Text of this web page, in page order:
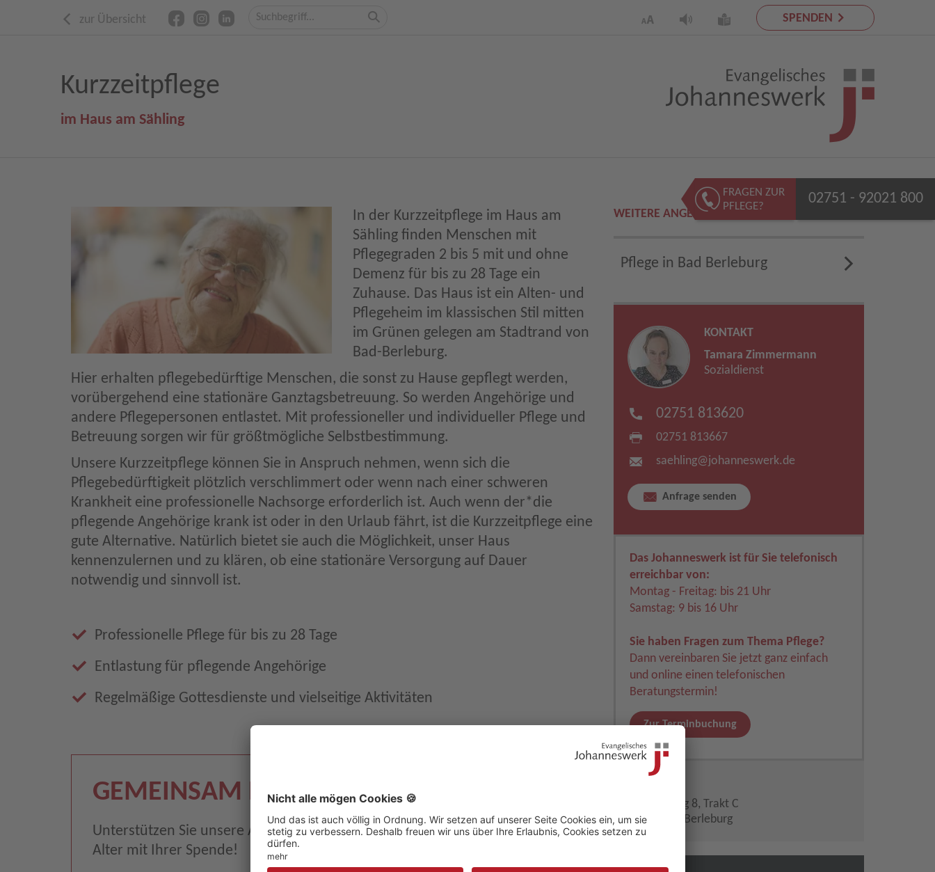
zur Übersicht SPENDEN
Kurzzeitpflege
im Haus am Sähling
In der Kurzzeitpflege im Haus am
Sähling finden Menschen mit
Pflegegraden 2 bis 5 mit und ohne
Demenz für bis zu 28 Tage ein
Zuhause. Das Haus ist ein Alten- und
Pflegeheim im klassischen Stil mitten
im Grünen gelegen am Stadtrand von
Bad-Berleburg.
Hier erhalten pflegebedürftige Menschen, die sonst zu Hause gepflegt werden,
vorübergehend eine stationäre Ganztagsbetreuung. So werden Angehörige und
andere Pflegepersonen entlastet. Mit professioneller und individueller Pflege und
Betreuung sorgen wir für größtmögliche Selbstbestimmung.
Unsere Kurzzeitpflege können Sie in Anspruch nehmen, wenn sich die
Pflegebedürftigkeit plötzlich verschlimmert oder wenn nach einer schweren
Krankheit eine professionelle Nachsorge erforderlich ist. Auch wenn der*die
pflegende Angehörige krank ist oder in den Urlaub fährt, ist die Kurzzeitpflege eine
gute Alternative. Natürlich bietet sie auch die Möglichkeit, unser Haus
kennenzulernen und zu klären, ob eine stationäre Versorgung auf Dauer
notwendig und sinnvoll ist.
Professionelle Pflege für bis zu 28 Tage
Entlastung für pflegende Angehörige
Regelmäßige Gottesdienste und vielseitige Aktivitäten
GEMEINSAM HELFEN
Unterstützen Sie unsere Arbeit für Menschen im
Alter mit Ihrer Spende!
JETZT SPENDEN
WEITERE ANGEBOTE
Pflege in Bad Berleburg
KONTAKT
Tamara Zimmermann
Sozialdienst
02751 813620
02751 813667
saehling​@johanneswerk.de
Anfrage senden
Das Johanneswerk ist für Sie telefonisch
erreichbar von:
Montag - Freitag: bis 21 Uhr
Samstag: 9 bis 16 Uhr
Sie haben Fragen zum Thema Pflege?
Dann vereinbaren Sie jetzt ganz einfach
und online einen telefonischen
Beratungstermin!
Zur Terminbuchung
Lerchenweg 8, Trakt C
57319 Bad Berleburg
FRAGEN ZUR
PFLEGE?
02751 - 92021 800